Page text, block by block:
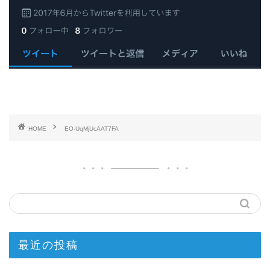
HOME EO-UqMjUcAAT7FA
最近の投稿